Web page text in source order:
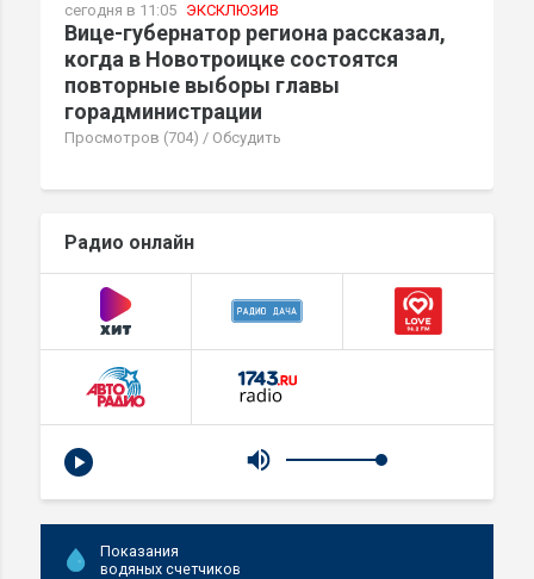
сегодня в 11:05 ЭКСКЛЮЗИВ
Вице-губернатор региона рассказал,
когда в Новотроицке состоятся
повторные выборы главы
горадминистрации
Просмотров (704) / Обсудить
Радио онлайн
Показания
водяных счетчиков